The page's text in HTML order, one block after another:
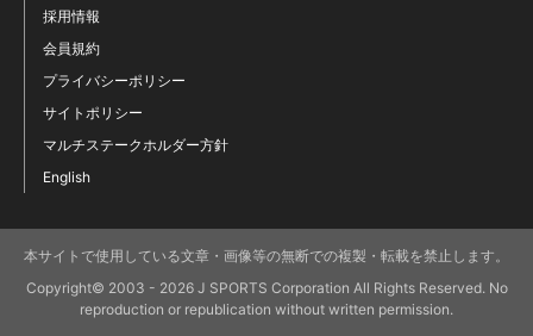
採用情報
会員規約
プライバシーポリシー
サイトポリシー
マルチステークホルダー方針
English
本サイトで使用している文章・画像等の無断での複製・転載を禁止します。
Copyright© 2003 - 2026 J SPORTS Corporation All Rights Reserved. No
reproduction or republication without written permission.